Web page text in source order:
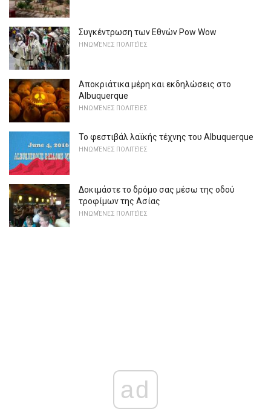
Συγκέντρωση των Εθνών Pow Wow
ΗΝΩΜΈΝΕΣ ΠΟΛΙΤΕΊΕΣ
Αποκριάτικα μέρη και εκδηλώσεις στο
Albuquerque
ΗΝΩΜΈΝΕΣ ΠΟΛΙΤΕΊΕΣ
Το φεστιβάλ λαϊκής τέχνης του Albuquerque
ΗΝΩΜΈΝΕΣ ΠΟΛΙΤΕΊΕΣ
Δοκιμάστε το δρόμο σας μέσω της οδού
τροφίμων της Ασίας
ΗΝΩΜΈΝΕΣ ΠΟΛΙΤΕΊΕΣ
ad